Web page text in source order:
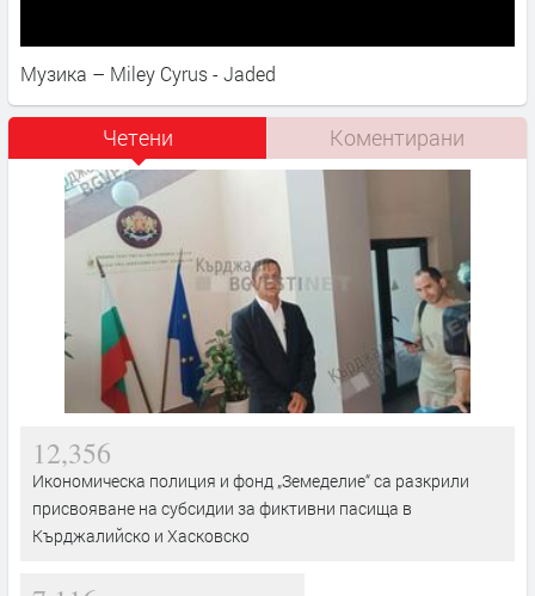
Музика – Miley Cyrus - Jaded
Четени Коментирани
12,356
Икономическа полиция и фонд „Земеделие“ са разкрили
присвояване на субсидии за фиктивни пасища в
Кърджалийско и Хасковско